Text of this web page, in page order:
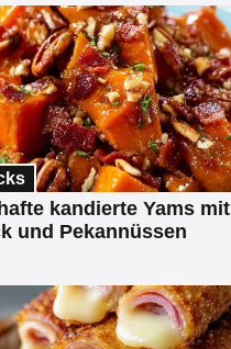
kandierte Yams mit
und Pekannüssen